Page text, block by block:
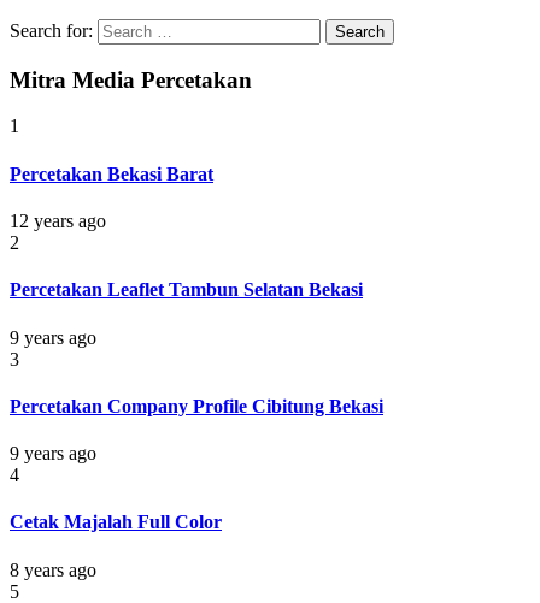
Search for:
Mitra Media Percetakan
1
Percetakan Bekasi Barat
12 years ago
2
Percetakan Leaflet Tambun Selatan Bekasi
9 years ago
3
Percetakan Company Profile Cibitung Bekasi
9 years ago
4
Cetak Majalah Full Color
8 years ago
5